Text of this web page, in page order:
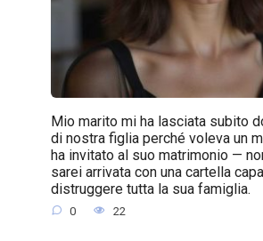
Mio marito mi ha lasciata subito
di nostra figlia perché voleva un
ha invitato al suo matrimonio —
sarei arrivata con una cartella
distruggere tutta la sua famiglia.
0 22